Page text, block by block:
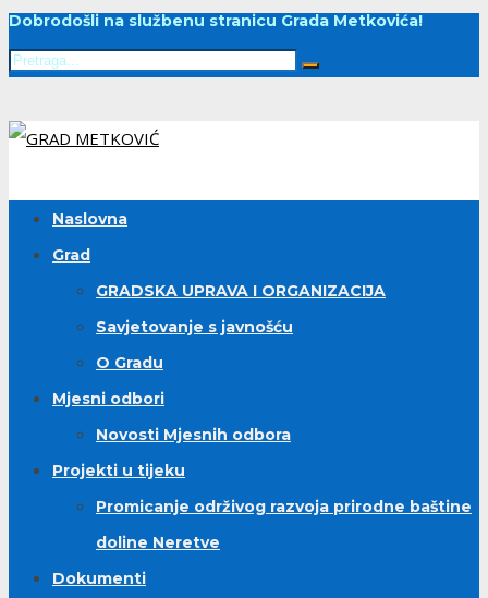
Dobrodošli na službenu stranicu Grada Metkovića!
Naslovna
Grad
GRADSKA UPRAVA I ORGANIZACIJA
Savjetovanje s javnošću
O Gradu
Mjesni odbori
Novosti Mjesnih odbora
Projekti u tijeku
Promicanje održivog razvoja prirodne baštine
doline Neretve
Dokumenti